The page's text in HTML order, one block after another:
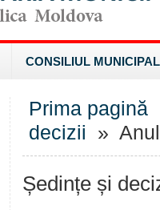
CONSILIUL MUNICIPAL
Prima pagină
decizii »
Ședințe și